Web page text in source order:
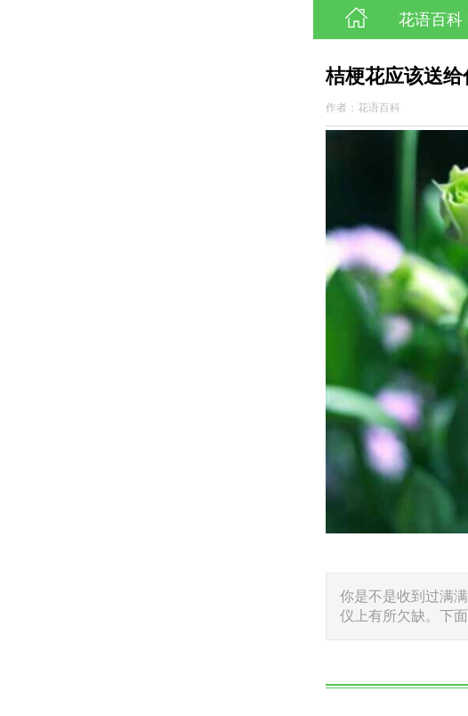
花语百科
桔梗花应该送给
作者：花语百科
你是不是收到过满
仪上有所欠缺。下